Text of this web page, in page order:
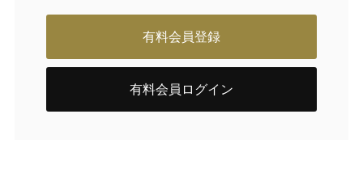
有料会員登録
有料会員ログイン